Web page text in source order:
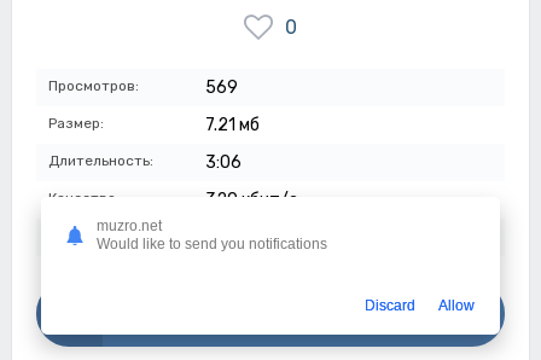
0
Просмотров: 569
Размер: 7.21 мб
Длительность: 3:06
Качество: 320 кбит/с
Дата: 11-07-2023
muzro.net
Would like to send you notifications
Discard Allow